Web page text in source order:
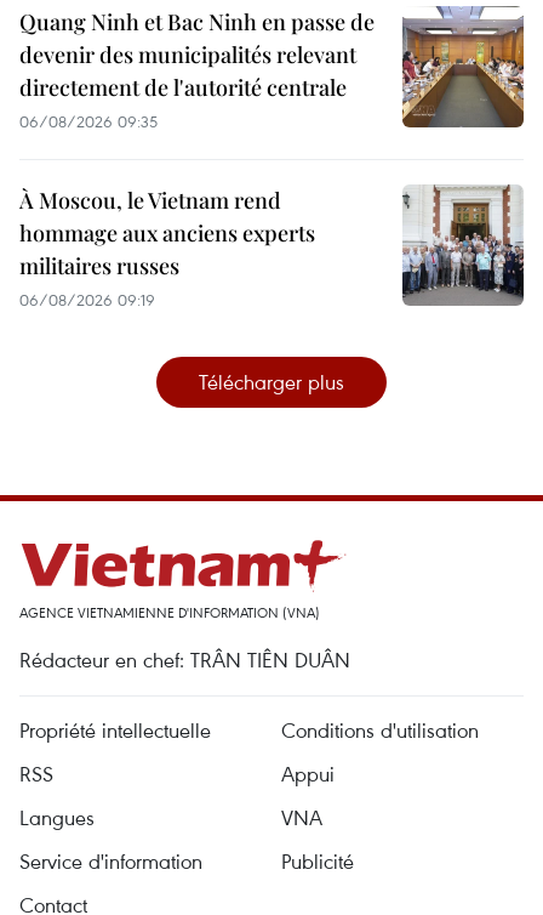
Quang Ninh et Bac Ninh en passe de
devenir des municipalités relevant
directement de l'autorité centrale
06/08/2026 09:35
À Moscou, le Vietnam rend
hommage aux anciens experts
militaires russes
06/08/2026 09:19
Télécharger plus
AGENCE VIETNAMIENNE D'INFORMATION (VNA)
Rédacteur en chef: TRÂN TIÊN DUÂN
Propriété intellectuelle
Conditions d'utilisation
RSS
Appui
Langues
VNA
Service d'information
Publicité
Contact